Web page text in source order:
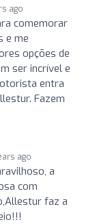
ago
comemorar
e me
opções de
ser incrível e
entra
Fazem
ago
a
com
faz a